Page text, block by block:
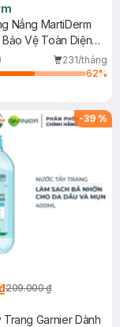
Nắng MartiDerm
Vệ Toàn Diện
231/tháng
62%
-39 %
209.000 ₫
Garnier Dành